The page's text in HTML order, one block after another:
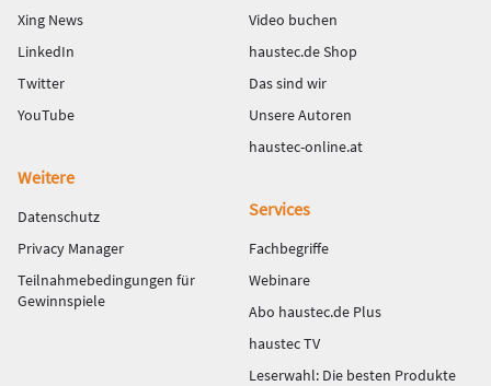
Xing News
LinkedIn
Twitter
YouTube
Video buchen
haustec.de Shop
Das sind wir
Unsere Autoren
haustec-online.at
Weitere
Datenschutz
Privacy Manager
Teilnahmebedingungen für
Gewinnspiele
Services
Fachbegriffe
Webinare
Abo haustec.de Plus
haustec TV
Leserwahl: Die besten Produkte